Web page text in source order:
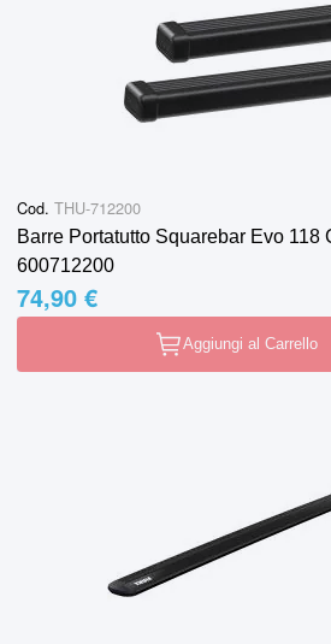
Cod. THU-712200
Barre Portatutto Squarebar Evo 118
600712200
74,90 €
Aggiungi al Carrello